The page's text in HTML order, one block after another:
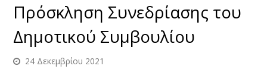
Πρόσκληση Συνεδρίασης του
Δημοτικού Συμβουλίου
24 Δεκεμβρίου 2021